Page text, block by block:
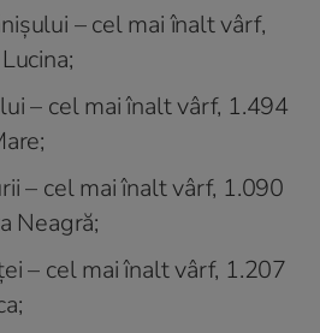
– cel mai înalt vârf,
– cel mai înalt vârf, 1.494
– cel mai înalt vârf, 1.090
Neagră;
– cel mai înalt vârf, 1.207